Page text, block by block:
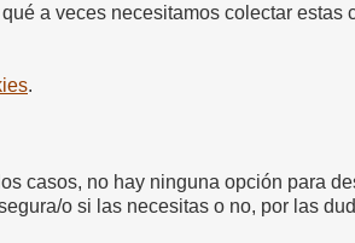
a veces necesitamos colectar estas
.
casos, no hay ninguna opción para
o si las necesitas o no, por las